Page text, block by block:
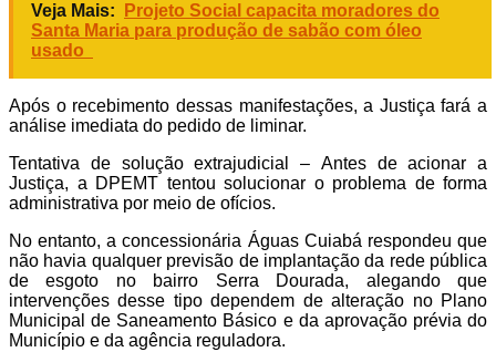
Veja Mais:
Projeto Social capacita moradores do
Santa Maria para produção de sabão com óleo
usado
Após o recebimento dessas manifestações, a Justiça fará a
análise imediata do pedido de liminar.
Tentativa de solução extrajudicial – Antes de acionar a
Justiça, a DPEMT tentou solucionar o problema de forma
administrativa por meio de ofícios.
No entanto, a concessionária Águas Cuiabá respondeu que
não havia qualquer previsão de implantação da rede pública
de esgoto no bairro Serra Dourada, alegando que
intervenções desse tipo dependem de alteração no Plano
Municipal de Saneamento Básico e da aprovação prévia do
Município e da agência reguladora.